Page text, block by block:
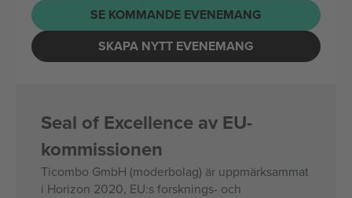
SE KOMMANDE EVENEMANG
SKAPA NYTT EVENEMANG
Seal of Excellence av EU-
kommissionen
Ticombo GmbH (moderbolag) är uppmärksammat
i Horizon 2020, EU:s forsknings- och